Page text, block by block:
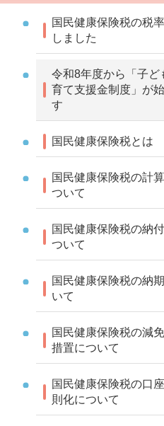
国民健康保険税の税
しました
令和8年度から「子ど
育て支援金制度」が
す
国民健康保険税とは
国民健康保険税の計
ついて
国民健康保険税の納
ついて
国民健康保険税の納
いて
国民健康保険税の減
措置について
国民健康保険税の口
則化について